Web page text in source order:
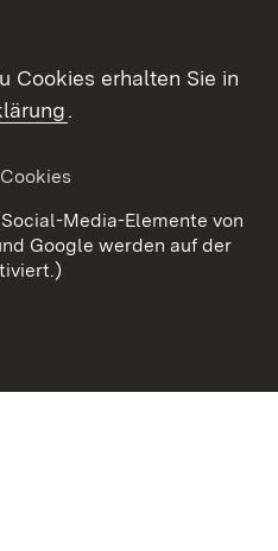
Datenschutz
Cookies
Cookies erhalten Sie in
.
Media-Elemente von
Google werden auf der